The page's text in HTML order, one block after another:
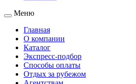
Меню
Главная
О компании
Каталог
Экспресс-подбор
Способы оплаты
Отдых за рубежом